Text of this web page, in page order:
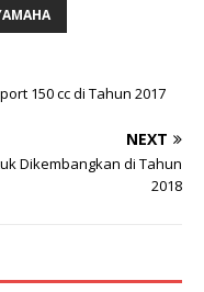
150 cc di Tahun 2017
NEXT
Dikembangkan di Tahun
2018